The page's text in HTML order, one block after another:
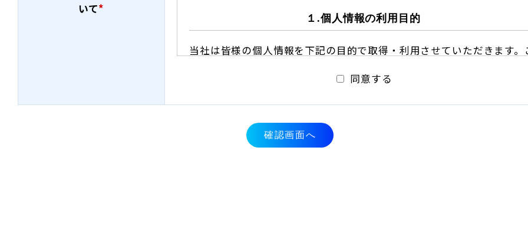
いて*
１.個人情報の利用目的
当社は皆様の個人情報を下記の目的で取得・利用させていただきます。
ん。 ・お問い合わせに対する回答のご連絡のため
法令に定める場合を除き、個人情報を、事前にご本人の同意を得ることな
同意する
確認画面へ